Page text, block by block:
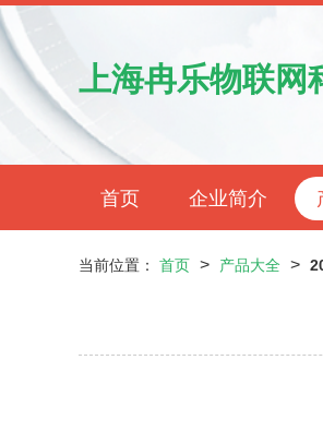
上海冉乐物联网
首页 企业简介
当前位置： 首页 > 产品大全 >